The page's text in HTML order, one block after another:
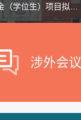
目拟推荐人员的公示
涉外会议